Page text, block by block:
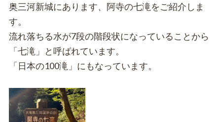
奥三河新城にあります、阿寺の七滝をご紹介しま
す。
流れ落ちる水が7段の階段状になっていることから
「七滝」と呼ばれています。
「日本の100滝」にもなっています。